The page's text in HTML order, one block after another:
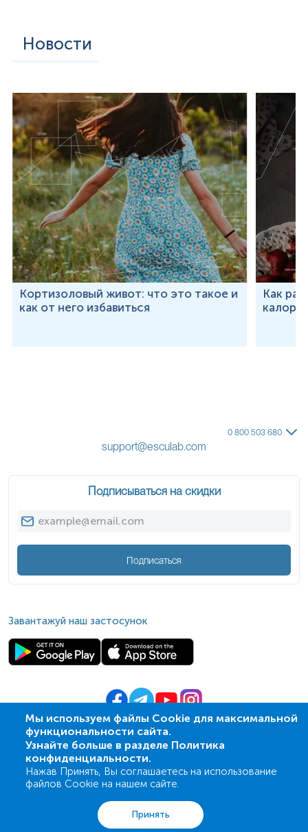
Новости
Кортизоловый живот: что это такое и
как от него избавиться
Как
Мы используем файлы Cookie для максимальной
функциональности сайта.
Узнайте больше в разделе Политика
конфиденциальности.
Нажав Принять, Вы соглашаетесь на использование
файлов Cookie на нашем сайте.
Принять
0 800 503 680
support@esculab.com
Подписываться на скидки
Подписаться
Завантажуй наш застосунок
© 2009- 2026| ПСМЛ «Ескулаб»
Акции Корзина